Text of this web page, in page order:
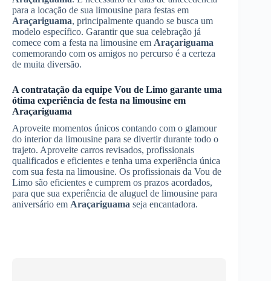
para a locação de sua limousine para festas em
Araçariguama, principalmente quando se busca um
modelo específico. Garantir que sua celebração já
comece com a festa na limousine em Araçariguama
comemorando com os amigos no percurso é a certeza
de muita diversão.
A contratação da equipe Vou de Limo garante uma
ótima experiência de festa na limousine em
Araçariguama
Aproveite momentos únicos contando com o glamour
do interior da limousine para se divertir durante todo o
trajeto. Aproveite carros revisados, profissionais
qualificados e eficientes e tenha uma experiência única
com sua festa na limousine. Os profissionais da Vou de
Limo são eficientes e cumprem os prazos acordados,
para que sua experiência de aluguel de limousine para
aniversário em Araçariguama seja encantadora.